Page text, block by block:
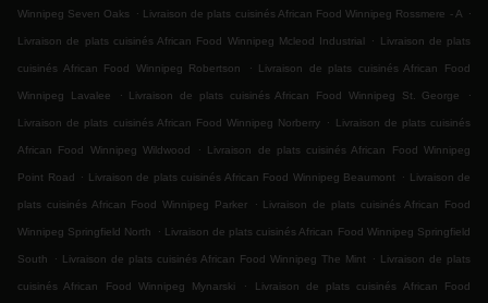
Winnipeg Seven Oaks . Livraison de plats cuisinés African Food Winnipeg Rossmere - A .
Livraison de plats cuisinés African Food Winnipeg Mcleod Industrial . Livraison de plats
cuisinés African Food Winnipeg Robertson . Livraison de plats cuisinés African Food
Winnipeg Lavalee . Livraison de plats cuisinés African Food Winnipeg St. George .
Livraison de plats cuisinés African Food Winnipeg Norberry . Livraison de plats cuisinés
African Food Winnipeg Wildwood . Livraison de plats cuisinés African Food Winnipeg
Point Road . Livraison de plats cuisinés African Food Winnipeg Beaumont . Livraison de
plats cuisinés African Food Winnipeg Parker . Livraison de plats cuisinés African Food
Winnipeg Springfield North . Livraison de plats cuisinés African Food Winnipeg Springfield
South . Livraison de plats cuisinés African Food Winnipeg The Mint . Livraison de plats
cuisinés African Food Winnipeg Mynarski . Livraison de plats cuisinés African Food